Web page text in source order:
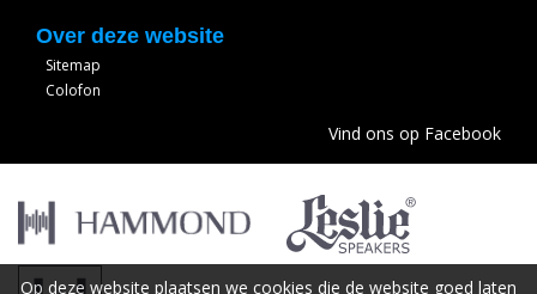
Over deze website
Sitemap
Colofon
Vind ons op Facebook
Op deze website plaatsen we cookies die de website goed laten